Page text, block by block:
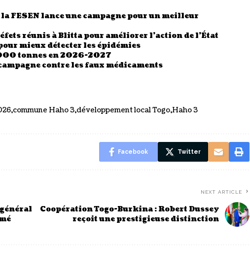
FESEN lance une campagne pour un meilleur
réunis à Blitta pour améliorer l’action de l’État
mieux détecter les épidémies
tonnes en 2026-2027
contre les faux médicaments
commune Haho 3 développement local Togo Haho 3
Facebook Twitter
NEXT ARTICLE
Coopération Togo-Burkina : Robert Dussey
reçoit une prestigieuse distinction